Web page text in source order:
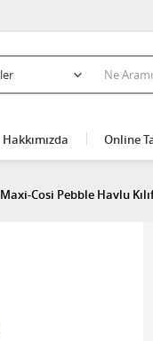
Hakkımızda Online
Maxi-Cosi Pebble Havlu